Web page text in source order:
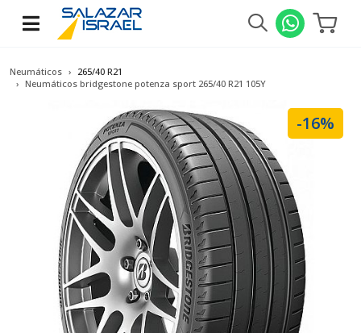
Neumáticos
265/40 R21
Neumáticos bridgestone potenza sport 265/40 R21 105Y
-16%